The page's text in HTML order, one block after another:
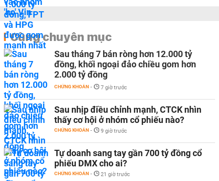
Cùng chuyên mục
Sau tháng 7 bán ròng hơn 12.000 tỷ
đồng, khối ngoại đảo chiều gom hơn
2.000 tỷ đồng
CHỨNG KHOÁN - 7 giờ trước
Sau nhịp điều chỉnh mạnh, CTCK nhìn
thấy cơ hội ở nhóm cổ phiếu nào?
CHỨNG KHOÁN - 9 giờ trước
Tự doanh sang tay gần 700 tỷ đồng cổ
phiếu DMX cho ai?
CHỨNG KHOÁN - 21 giờ trước